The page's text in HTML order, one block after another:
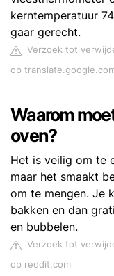
kerntemperatuur
gaar gerecht.
Verzoek tot
op
Waarom
oven?
Het is veilig om te
maar het smaakt
om te mengen. Je
bakken en dan
en bubbelen.
Verzoek tot
op reddit.com